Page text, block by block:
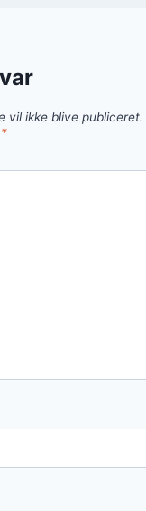
vil ikke blive publiceret.
*